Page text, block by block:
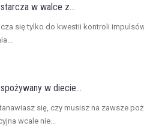
w walce z...
się tylko do kwestii kontroli
w diecie...
się, czy musisz na zawsze
wcale nie...